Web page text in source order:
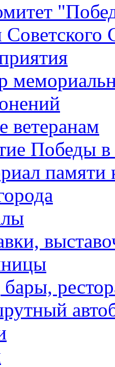
Советского
ветеранам
Победы
памяти